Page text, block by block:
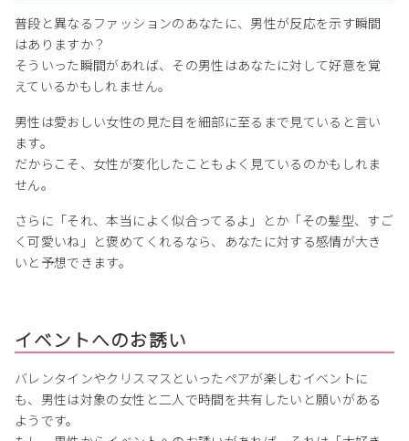
普段と異なるファッションのあなたに、男性が反応を示す瞬間
はありますか？
そういった瞬間があれば、その男性はあなたに対して好意を覚
えているかもしれません。
男性は愛おしい女性の見た目を細部に至るまで見ていると言い
ます。
だからこそ、女性が変化したこともよく見ているのかもしれま
せん。
さらに「それ、本当によく似合ってるよ」とか「その髪型、すご
く可愛いね」と褒めてくれるなら、あなたに対する感情が大き
いと予想できます。
イベントへのお誘い
バレンタインやクリスマスといったペアが楽しむイベントに
も、男性は対象の女性と二人で時間を共有したいと願いがある
ようです。